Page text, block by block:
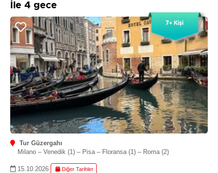
İle 4 gece
7+ Kişi
Tur Güzergahı
Milano – Venedik (1) – Pisa – Floransa (1) – Roma (2)
15.10.2026 Diğer Tarihler